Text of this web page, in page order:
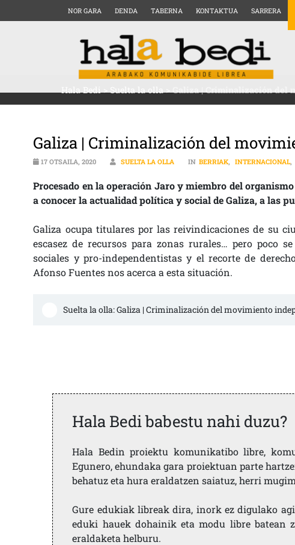
NOR GARA DENDA TABERNA KONTAKTUA SARRERA
Hala Bedi>Suelta la olla>Galiza | Criminalización del
Galiza | Criminalización del
17 OTSAILA, 2020 SUELTA LA OLLA IN BERRIAK, INTERNACIONAL,
Procesado en la operación Jaro y miembro del
a conocer la actualidad política y social de Galiza, a las
Galiza ocupa titulares por las reivindicaciones de su
escasez de recursos para zonas rurales… pero poco
sociales y pro-independentistas y el recorte de
Afonso Fuentes nos acerca a esta situación.
Suelta la olla: Galiza | Criminalización del movimiento
Hala Bedi babestu nahi duzu?
Hala Bedin proiektu komunikatibo libre,
Egunero, ehundaka gara proiektuan parte
behatuz eta hura eraldatzen saiatuz, herri
Gure edukiak libreak dira, inork ez digulako
eduki hauek dohainik eta modu libre batean
eraldaketa helburu.